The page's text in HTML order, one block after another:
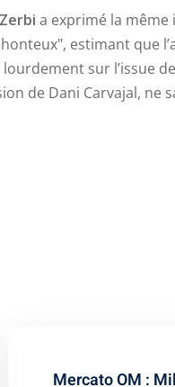
a exprimé la
estimant que
sur l’issue
de Dani Carvajal, ne
Mercato OM :